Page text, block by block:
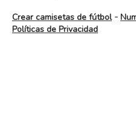
Crear camisetas de fútbol-
Políticas de Privacidad